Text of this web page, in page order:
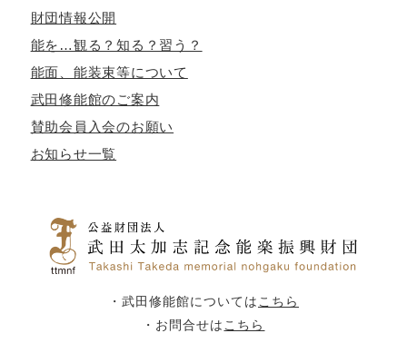
財団情報公開
能を…観る？知る？習う？
能面、能装束等について
武田修能館のご案内
賛助会員入会のお願い
お知らせ一覧
・武田修能館についてはこちら
・お問合せはこちら